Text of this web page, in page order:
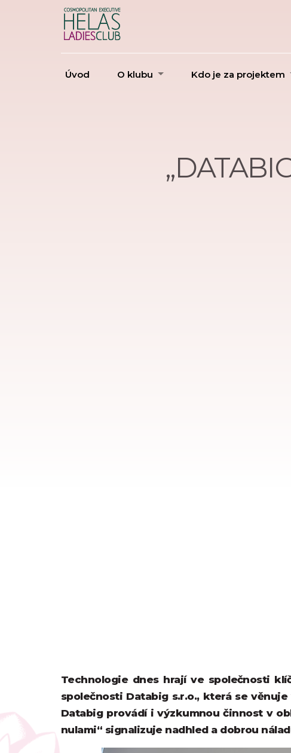
Úvod O klubu Kdo je za projektem
Technologie dnes hrají ve společnosti
společnosti Databig s.r.o., která se
Databig provádí i výzkumnou činnost v
nulami“ signalizuje nadhled a dobrou